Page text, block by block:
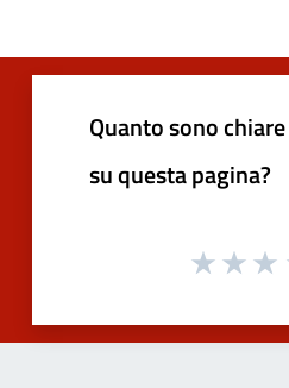
Quanto sono
su questa pagina?